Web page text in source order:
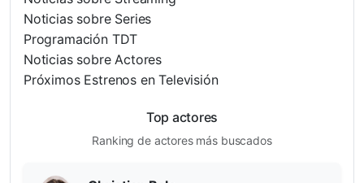
Noticias sobre Series
Programación TDT
Noticias sobre Actores
Próximos Estrenos en Televisión
Top actores
Ranking de actores más buscados